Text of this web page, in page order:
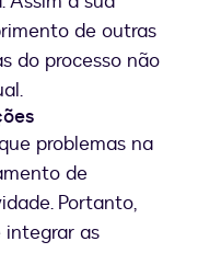
de outras
do processo não
problemas na
de
Portanto,
as